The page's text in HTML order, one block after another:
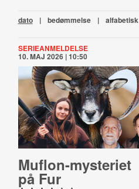
dato | bedømmelse | alfabetisk
SERIEANMELDELSE
10. MAJ 2026 | 10:50
Mu­flon-​myste­ri­et
på Fur